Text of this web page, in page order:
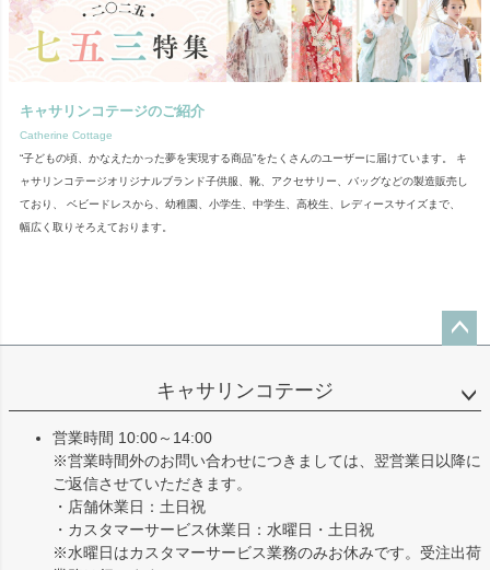
キャサリンコテージのご紹介
Catherine Cottage
“子どもの頃、かなえたかった夢を実現する商品”をたくさんのユーザーに届けています。 キ
ャサリンコテージオリジナルブランド子供服、靴、アクセサリー、バッグなどの製造販売し
ており、 ベビードレスから、幼稚園、小学生、中学生、高校生、レディースサイズまで、
幅広く取りそろえております。
ップ
キャサリンコテージ
営業時間 10:00～14:00
※営業時間外のお問い合わせにつきましては、翌営業日以降に
ご返信させていただきます。
・店舗休業日：土日祝
・カスタマーサービス休業日：水曜日・土日祝
※水曜日はカスタマーサービス業務のみお休みです。受注出荷